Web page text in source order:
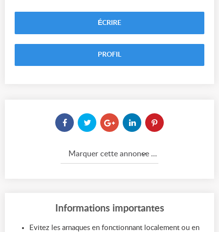
ÉCRIRE
PROFIL
Marquer cette annonce comme...
Informations importantes
Evitez les arnaques en fonctionnant localement ou en